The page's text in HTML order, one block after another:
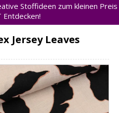
Stoffideen zum kleinen Preis
Entdecken!
Jersey Leaves